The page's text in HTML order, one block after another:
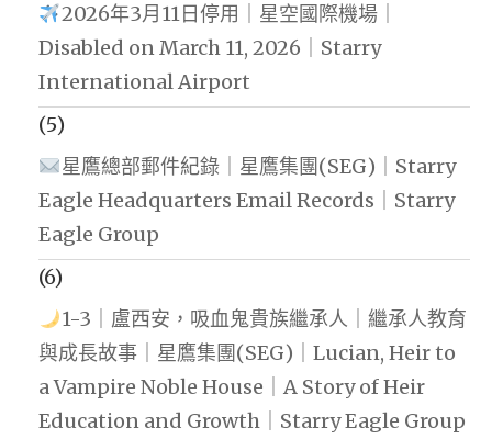
2026年3月11日停用｜星空國際機場｜
Disabled on March 11, 2026｜Starry
International Airport
(5)
星鷹總部郵件紀錄｜星鷹集團(SEG)｜Starry
Eagle Headquarters Email Records｜Starry
Eagle Group
(6)
1-3｜盧西安，吸血鬼貴族繼承人｜繼承人教育
與成長故事｜星鷹集團(SEG)｜Lucian, Heir to
a Vampire Noble House｜A Story of Heir
Education and Growth｜Starry Eagle Group